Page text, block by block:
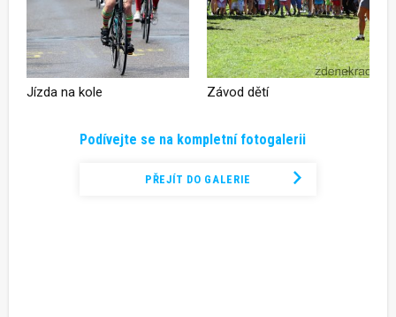
Podívejte se na kompletní fotogalerii
PŘEJÍT DO GALERIE
Jízda na kole Závod dětí